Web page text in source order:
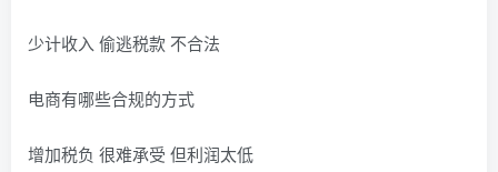
少计收入 偷逃税款 不合法
电商有哪些合规的方式
增加税负 很难承受 但利润太低